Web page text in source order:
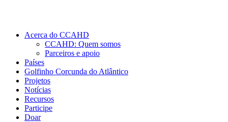
Acerca do CCAHD
CCAHD: Quem somos
Parceiros e apoio
Países
Golfinho Corcunda do Atlântico
Projetos
Notícias
Recursos
Participe
Doar